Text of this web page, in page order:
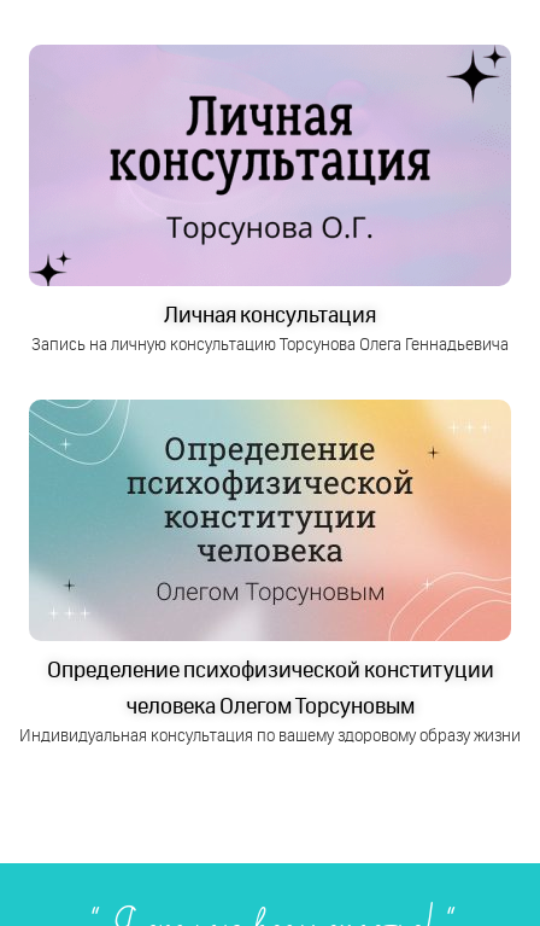
Личная консультация
Запись на личную консультацию Торсунова Олега Геннадьевича
Определение психофизической конституции
человека Олегом Торсуновым
Индивидуальная консультация по вашему здоровому образу жизни